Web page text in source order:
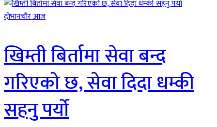
दाेभानचाैर आज
खिम्ती बिर्तामा सेवा बन्द
गरिएको छ, सेवा दिदा धम्की
सहनु पर्यो